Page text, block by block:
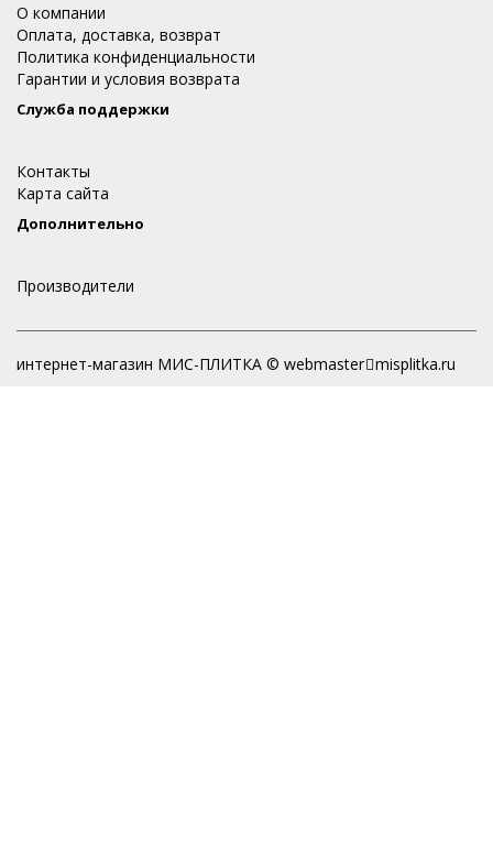
О компании
Оплата, доставка, возврат
Политика конфиденциальности
Гарантии и условия возврата
Служба поддержки
Контакты
Карта сайта
Дополнительно
Производители
интернет-магазин МИС-ПЛИТКА © webmaster misplitka.ru